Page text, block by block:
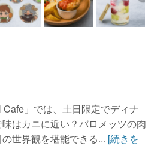
Cafe」では、土日限定でディナ
はカニに近い？バロメッツの肉
世界観を堪能できる... [続きを